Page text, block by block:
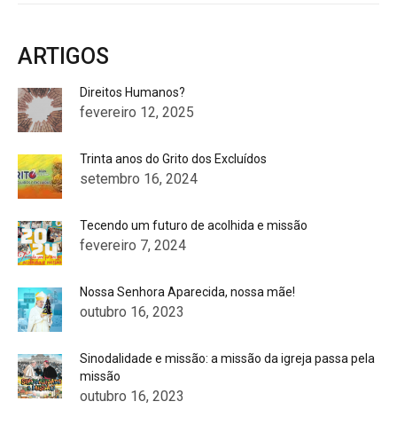
ARTIGOS
Direitos Humanos?
fevereiro 12, 2025
Trinta anos do Grito dos Excluídos
setembro 16, 2024
Tecendo um futuro de acolhida e missão
fevereiro 7, 2024
Nossa Senhora Aparecida, nossa mãe!
outubro 16, 2023
Sinodalidade e missão: a missão da igreja passa pela
missão
outubro 16, 2023